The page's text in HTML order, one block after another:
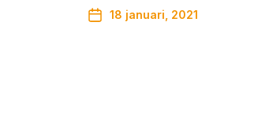
18 januari, 2021